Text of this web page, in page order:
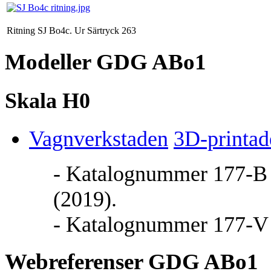
Ritning SJ Bo4c. Ur Särtryck 263
Modeller GDG ABo1
Skala H0
Vagnverkstaden 3D-
- Katalognummer 177-
(2019).
- Katalognummer 177-
Webreferenser GDG ABo1